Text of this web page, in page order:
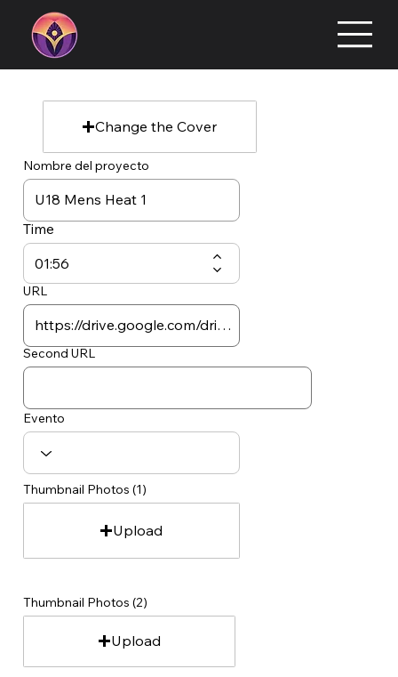
Change the Cover
Nombre del proyecto
Time
URL
Second URL
Evento
Thumbnail Photos (1)
Upload
Thumbnail Photos (2)
Upload